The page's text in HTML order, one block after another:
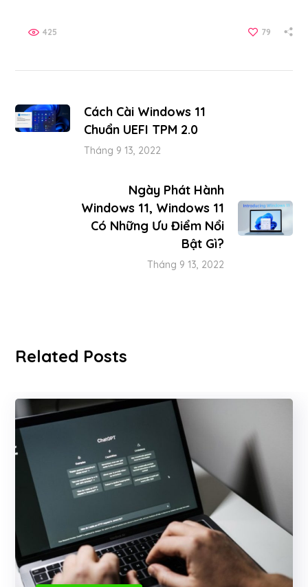
79
425
Cách Cài Windows 11
Chuẩn UEFI TPM 2.0
Tháng 9 13, 2022
Ngày Phát Hành
Windows 11, Windows 11
Có Những Ưu Điểm Nổi
Bật Gì?
Tháng 9 13, 2022
Related Posts